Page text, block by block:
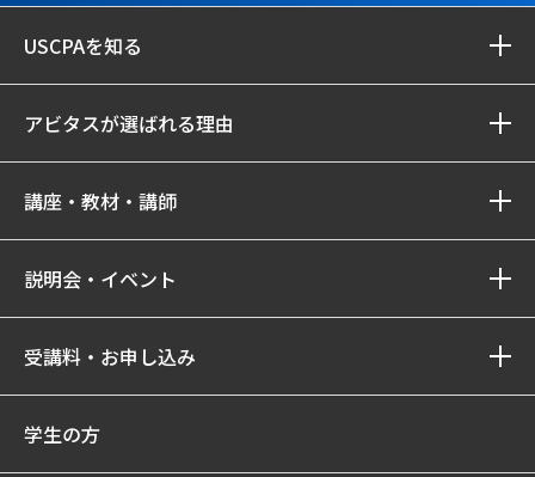
USCPAを知る
アビタスが選ばれる理由
講座・教材・講師
説明会・イベント
受講料・お申し込み
学生の方